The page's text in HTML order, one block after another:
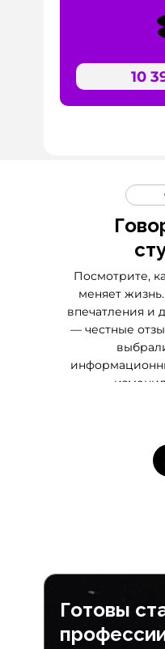
10
Посмотрите,
меняет
впечатления и
— честные
Готовы